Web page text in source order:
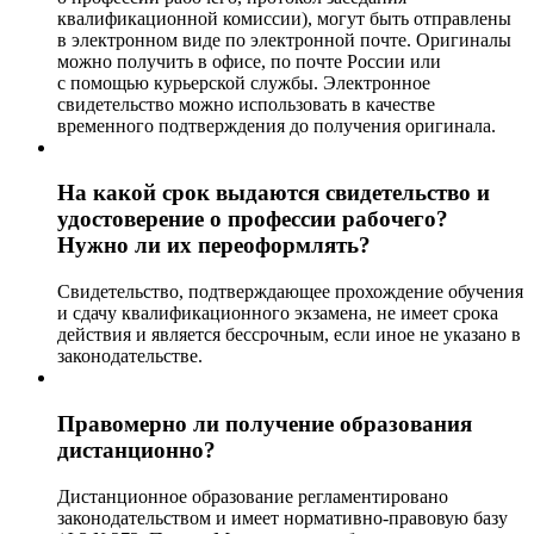
квалификационной комиссии), могут быть отправлены
в электронном виде по электронной почте. Оригиналы
можно получить в офисе, по почте России или
с помощью курьерской службы. Электронное
свидетельство можно использовать в качестве
временного подтверждения до получения оригинала.
На какой срок выдаются свидетельство и
удостоверение о профессии рабочего?
Нужно ли их переоформлять?
Свидетельство, подтверждающее прохождение обучения
и сдачу квалификационного экзамена, не имеет срока
действия и является бессрочным, если иное не указано в
законодательстве.
Правомерно ли получение образования
дистанционно?
Дистанционное образование регламентировано
законодательством и имеет нормативно-правовую базу